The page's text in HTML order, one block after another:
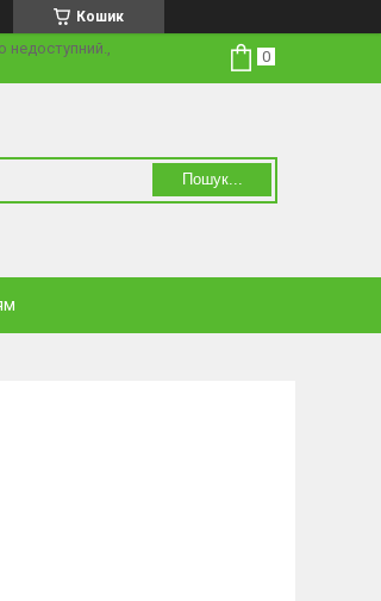
Кошик
недоступний.,
Пошук...